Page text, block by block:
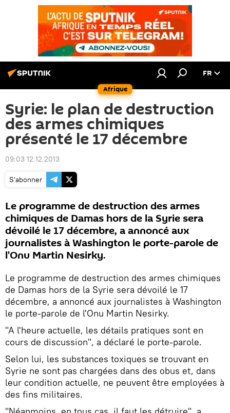
Afrique
FR
Syrie: le plan de destruction
des armes chimiques
présenté le 17 décembre
09:03 12.12.2013
S'abonner
Le programme de destruction des armes
chimiques de Damas hors de la Syrie sera
dévoilé le 17 décembre, a annoncé aux
journalistes à Washington le porte-parole de
l'Onu Martin Nesirky.
Le programme de destruction des armes chimiques
de Damas hors de la Syrie sera dévoilé le 17
décembre, a annoncé aux journalistes à Washington
le porte-parole de l'Onu Martin Nesirky.
"A l'heure actuelle, les détails pratiques sont en
cours de discussion", a déclaré le porte-parole.
Selon lui, les substances toxiques se trouvant en
Syrie ne sont pas chargées dans des obus et, dans
leur condition actuelle, ne peuvent être employées à
des fins militaires.